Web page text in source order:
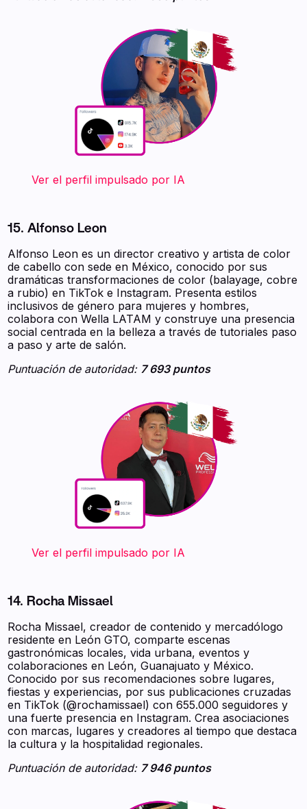
‍ ‍ ‍ ‍ ‍ ‍ ‍ Ver el perfil impulsado por IA
15. Alfonso Leon
Alfonso Leon es un director creativo y artista de color
de cabello con sede en México, conocido por sus
dramáticas transformaciones de color (balayage, cobre
a rubio) en TikTok e Instagram. Presenta estilos
inclusivos de género para mujeres y hombres,
colabora con Wella LATAM y construye una presencia
social centrada en la belleza a través de tutoriales paso
a paso y arte de salón.
Puntuación de autoridad: 7 693 puntos
‍ ‍ ‍ ‍ ‍ ‍ ‍ Ver el perfil impulsado por IA
14. Rocha Missael
Rocha Missael, creador de contenido y mercadólogo
residente en León GTO, comparte escenas
gastronómicas locales, vida urbana, eventos y
colaboraciones en León, Guanajuato y México.
Conocido por sus recomendaciones sobre lugares,
fiestas y experiencias, por sus publicaciones cruzadas
en TikTok (@rochamissael) con 655.000 seguidores y
una fuerte presencia en Instagram. Crea asociaciones
con marcas, lugares y creadores al tiempo que destaca
la cultura y la hospitalidad regionales.
Puntuación de autoridad: 7 946 puntos